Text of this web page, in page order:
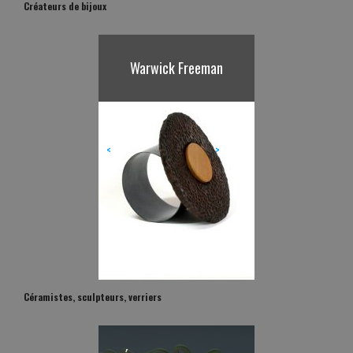
Créateurs de bijoux
Warwick Freeman
Karl Fritsch
< >
Céramistes, sculpteurs, verriers